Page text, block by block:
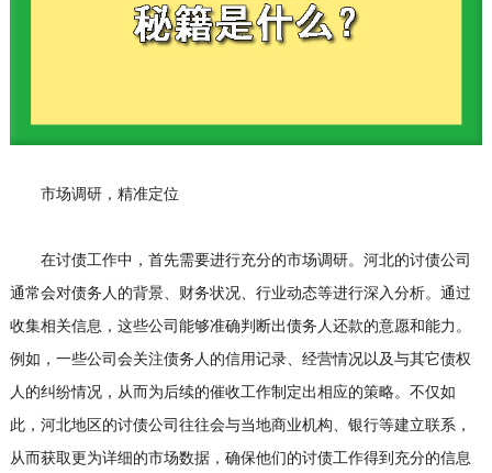
市场调研，精准定位
在讨债工作中，首先需要进行充分的市场调研。河北的讨债公司
通常会对债务人的背景、财务状况、行业动态等进行深入分析。通过
收集相关信息，这些公司能够准确判断出债务人还款的意愿和能力。
例如，一些公司会关注债务人的信用记录、经营情况以及与其它债权
人的纠纷情况，从而为后续的催收工作制定出相应的策略。不仅如
此，河北地区的讨债公司往往会与当地商业机构、银行等建立联系，
从而获取更为详细的市场数据，确保他们的讨债工作得到充分的信息